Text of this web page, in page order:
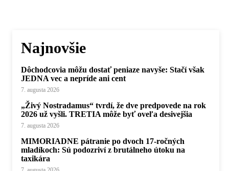
Najnovšie
Dôchodcovia môžu dostať peniaze navyše: Stačí však
JEDNA vec a nepríde ani cent
7. augusta 2026
„Živý Nostradamus“ tvrdí, že dve predpovede na rok
2026 už vyšli. TRETIA môže byť oveľa desivejšia
7. augusta 2026
MIMORIADNE pátranie po dvoch 17-ročných
mladíkoch: Sú podozriví z brutálneho útoku na
taxikára